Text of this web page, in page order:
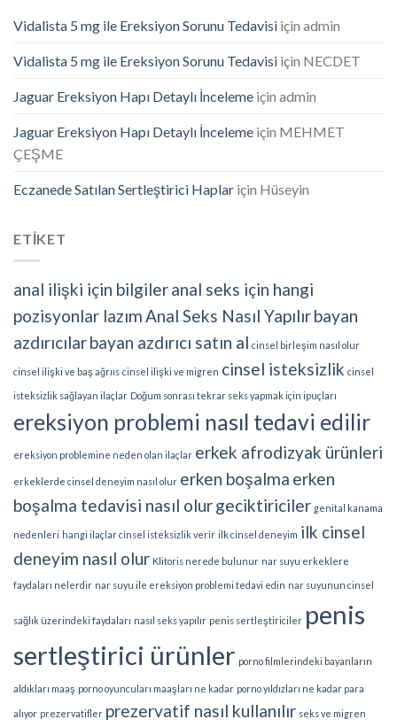
Vidalista 5 mg ile Ereksiyon Sorunu Tedavisi için admin
Vidalista 5 mg ile Ereksiyon Sorunu Tedavisi için NECDET
Jaguar Ereksiyon Hapı Detaylı İnceleme için admin
Jaguar Ereksiyon Hapı Detaylı İnceleme için MEHMET
ÇEŞME
Eczanede Satılan Sertleştirici Haplar için Hüseyin
ETİKET
anal ilişki için bilgileranal seks için hangi
pozisyonlar lazımAnal Seks Nasıl Yapılırbayan
azdırıcılarbayan azdırıcı satın al cinsel birleşim nasıl olur
cinsel ilişki ve baş ağrııs cinsel ilişki ve migren cinsel isteksizlik cinsel
isteksizlik sağlayan ilaçlar Doğum sonrası tekrar seks yapmak için ipuçları
ereksiyon problemi nasıl tedavi edilir
ereksiyon problemine neden olan ilaçlar erkek afrodizyak ürünleri
erkeklerde cinsel deneyim nasıl olur erken boşalma erken
boşalma tedavisi nasıl olurgeciktiriciler genital kanama
nedenleri hangi ilaçlar cinsel isteksizlik verir ilk cinsel deneyim ilk cinsel
deneyim nasıl olur Klitoris nerede bulunur nar suyu erkeklere
faydaları nelerdir nar suyu ile ereksiyon problemi tedavi edin nar suyunun cinsel
sağlık üzerindeki faydaları nasıl seks yapılır penis sertleştiriciler penis
sertleştirici ürünler porno filmlerindeki bayanların
aldıkları maaş porno oyuncuları maaşları ne kadar porno yıldızları ne kadar para
alıyor prezervatifler prezervatif nasıl kullanılır seks ve migren